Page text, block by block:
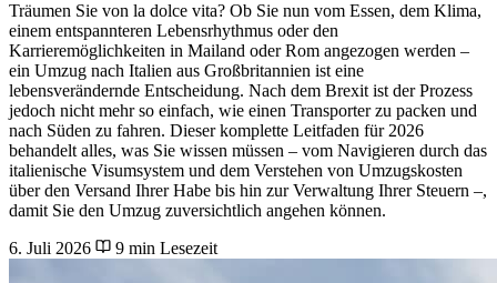
Träumen Sie von la dolce vita? Ob Sie nun vom Essen, dem Klima,
einem entspannteren Lebensrhythmus oder den
Karrieremöglichkeiten in Mailand oder Rom angezogen werden –
ein Umzug nach Italien aus Großbritannien ist eine
lebensverändernde Entscheidung. Nach dem Brexit ist der Prozess
jedoch nicht mehr so einfach, wie einen Transporter zu packen und
nach Süden zu fahren. Dieser komplette Leitfaden für 2026
behandelt alles, was Sie wissen müssen – vom Navigieren durch das
italienische Visumsystem und dem Verstehen von Umzugskosten
über den Versand Ihrer Habe bis hin zur Verwaltung Ihrer Steuern –,
damit Sie den Umzug zuversichtlich angehen können.
6. Juli 2026
9 min Lesezeit